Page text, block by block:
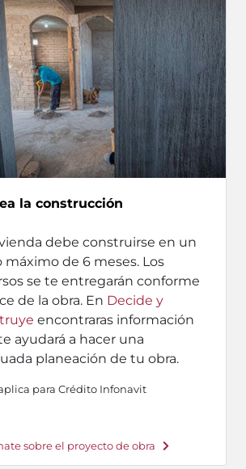
la construcción
debe construirse en un
máximo de 6 meses. Los
se te entregarán conforme
de la obra. En Decide y
encontraras información
ayudará a hacer una
planeación de tu obra.
para Crédito Infonavit
sobre el proyecto de obra